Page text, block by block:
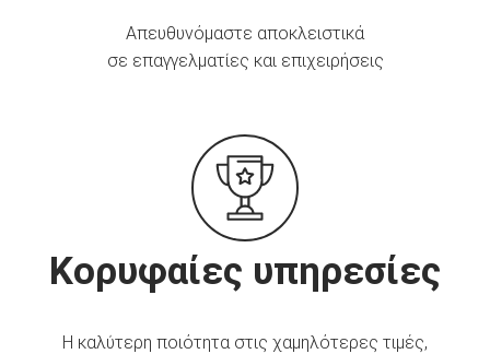
Απευθυνόμαστε αποκλειστικά
σε επαγγελματίες και επιχειρήσεις
Κορυφαίες υπηρεσίες
Η καλύτερη ποιότητα στις χαμηλότερες τιμές,